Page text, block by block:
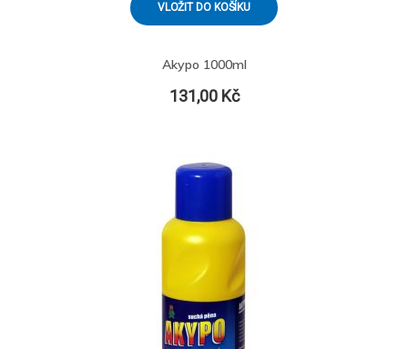
VLOŽIT DO KOŠÍKU
Akypo 1000ml
131,00 Kč